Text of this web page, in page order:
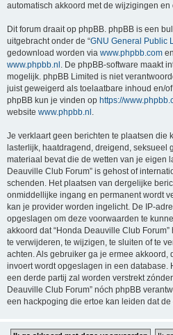
automatisch akkoord met de wijzigingen en
Dit forum draait op phpBB. phpBB is een
uitgebracht onder de “GNU General Public
gedownload worden via www.phpbb.com
www.phpbb.nl . De phpBB-software maakt
mogelijk. phpBB Limited is niet
juist geweigerd als toelaatbare inhoud en/
phpBB kun je vinden op https://
website www.phpbb.nl .
Je verklaart geen berichten te plaatsen die
lasterlijk, haatdragend, dreigend, seksueel
materiaal bevat die de wetten van je eigen
Deauville Club Forum” is gehost of
schenden. Het plaatsen van dergelijke
onmiddellijke ingang en permanent wordt
kan je provider worden ingelicht. De IP-
opgeslagen om deze voorwaarden te
akkoord dat “Honda Deauville Club
te verwijderen, te wijzigen, te sluiten of te
achten. Als gebruiker ga je ermee akkoord,
invoert wordt opgeslagen in een database.
een derde partij zal worden verstrekt
Deauville Club Forum” nóch phpBB
een hackpoging die ertoe kan leiden dat